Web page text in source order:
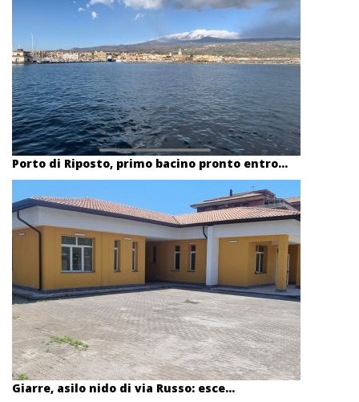
Porto di Riposto, primo bacino pronto entro...
Giarre, asilo nido di via Russo: esce...